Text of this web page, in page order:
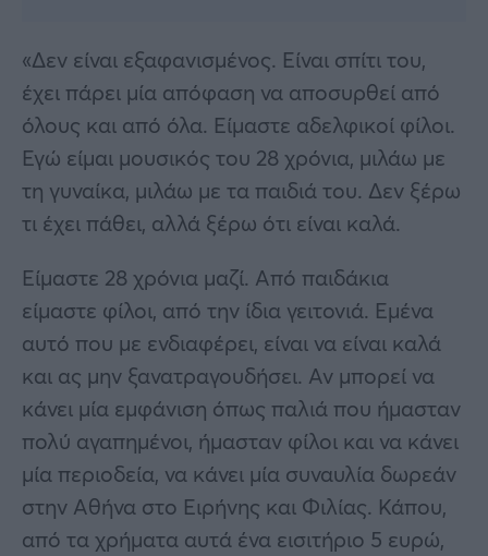
«Δεν είναι εξαφανισμένος. Είναι σπίτι του,
έχει πάρει μία απόφαση να αποσυρθεί από
όλους και από όλα. Είμαστε αδελφικοί φίλοι.
Εγώ είμαι μουσικός του 28 χρόνια, μιλάω με
τη γυναίκα, μιλάω με τα παιδιά του. Δεν ξέρω
τι έχει πάθει, αλλά ξέρω ότι είναι καλά.
Είμαστε 28 χρόνια μαζί. Από παιδάκια
είμαστε φίλοι, από την ίδια γειτονιά. Εμένα
αυτό που με ενδιαφέρει, είναι να είναι καλά
και ας μην ξανατραγουδήσει. Αν μπορεί να
κάνει μία εμφάνιση όπως παλιά που ήμασταν
πολύ αγαπημένοι, ήμασταν φίλοι και να κάνει
μία περιοδεία, να κάνει μία συναυλία δωρεάν
στην Αθήνα στο Ειρήνης και Φιλίας. Κάπου,
από τα χρήματα αυτά ένα εισιτήριο 5 ευρώ,